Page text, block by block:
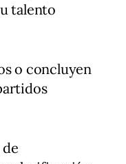
talento
o concluyen